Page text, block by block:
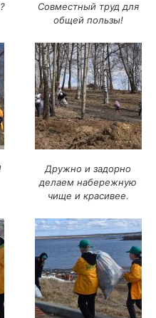
Совместный труд для
общей пользы!
Дружно и задорно
делаем набережную
чище и красивее.